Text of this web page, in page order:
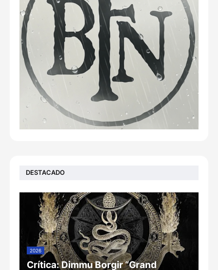
DESTACADO
2026
Crítica: Dimmu Borgir “Grand